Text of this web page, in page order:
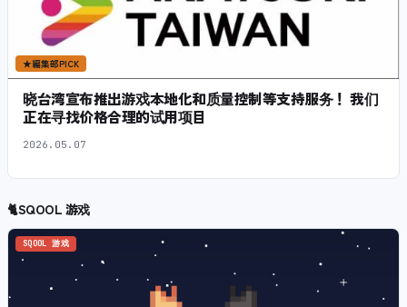
★編集部PICK
晓台湾宣布推出游戏本地化和质量控制等支持服务！ 我们
正在寻找价格合理的试用项目
2026.05.07
🐈SQOOL 游戏
SQOOL 游戏